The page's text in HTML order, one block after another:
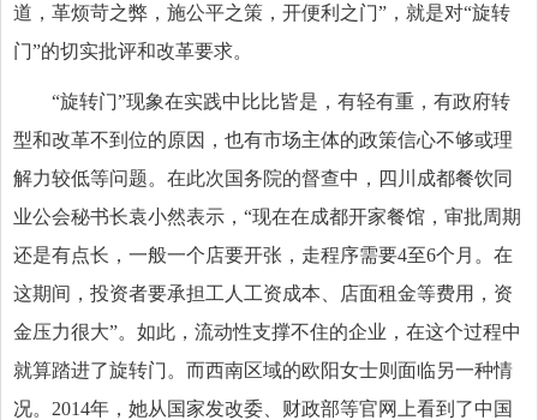
道，革烦苛之弊，施公平之策，开便利之门”，就是对“旋转
门”的切实批评和改革要求。
“旋转门”现象在实践中比比皆是，有轻有重，有政府转
型和改革不到位的原因，也有市场主体的政策信心不够或理
解力较低等问题。在此次国务院的督查中，四川成都餐饮同
业公会秘书长袁小然表示，“现在在成都开家餐馆，审批周期
还是有点长，一般一个店要开张，走程序需要4至6个月。在
这期间，投资者要承担工人工资成本、店面租金等费用，资
金压力很大”。如此，流动性支撑不住的企业，在这个过程中
就算踏进了旋转门。而西南区域的欧阳女士则面临另一种情
况。2014年，她从国家发改委、财政部等官网上看到了中国